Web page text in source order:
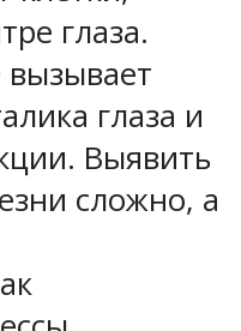
глаза.
вызывает
глаза и
Выявить
сложно, а